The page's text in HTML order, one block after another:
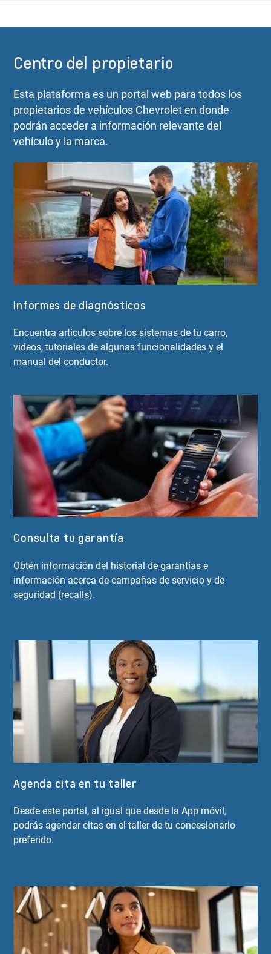
Centro del propietario
Esta plataforma es un portal web para todos los
propietarios de vehículos Chevrolet en donde
podrán acceder a información relevante del
vehículo y la marca.
Informes de diagnósticos
Encuentra artículos sobre los sistemas de tu carro,
videos, tutoriales de algunas funcionalidades y el
manual del conductor.
Consulta tu garantía
Obtén información del historial de garantías e
información acerca de campañas de servicio y de
seguridad (recalls).
Agenda cita en tu taller
Desde este portal, al igual que desde la App móvil,
podrás agendar citas en el taller de tu concesionario
preferido.